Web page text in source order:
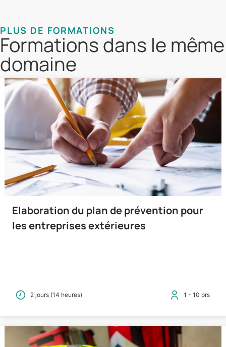
PLUS DE FORMATIONS
Formations dans le même
domaine
Elaboration du plan de prévention pour
les entreprises extérieures
2 jours (14 heures) 1 - 10 prs